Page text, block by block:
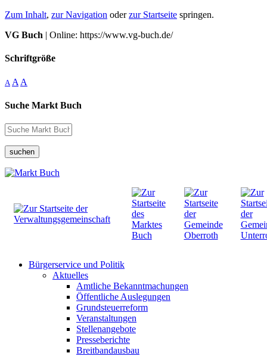
Zum Inhalt, zur Navigation oderzur Startseite springen.
VG Buch | Online: https://www.vg-buch.de/
Schriftgröße
A A A
Suche Markt Buch
suchen
Bürgerservice und Politik
Aktuelles
Amtliche Bekanntmachungen
Öffentliche Auslegungen
Grundsteuerreform
Veranstaltungen
Stellenangebote
Presseberichte
Breitbandausbau